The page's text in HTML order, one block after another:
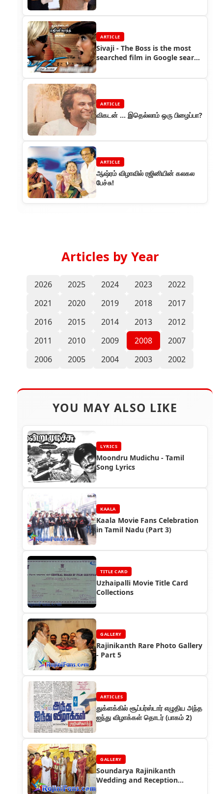
ARTICLE
Sivaji - The Boss is the most
searched film in Google search
ARTICLE
விகடன் ... இதெல்லாம் ஒரு பிழைப்பா?
ARTICLE
ஆஷ்ரம் விழாவில் ரஜினியின் கலகல
பேச்சு!
Articles by Year
2026 2025 2024 2023
2022
2021
2020 2019 2018
2017
2016
2015 2014 2013
2012
2011
2010 2009 2008
2007
2006
2005 2004 2003 2002
YOU MAY ALSO LIKE
LYRICS
Moondru Mudichu - Tamil
Song Lyrics
KAALA
Kaala Movie Fans Celebration
in Tamil Nadu (Part 3)
TITLE CARD
Uzhaipalli Movie Title Card
Collections
GALLERY
Rajinikanth Rare Photo Gallery
- Part 5
ARTICLES
துக்ளக்கில் சூப்பர்ஸ்டார் எழுதிய அந்த
ஐந்து விழாக்கள் தொடர் (பாகம் 2)
GALLERY
Soundarya Rajinikanth
Wedding and Reception